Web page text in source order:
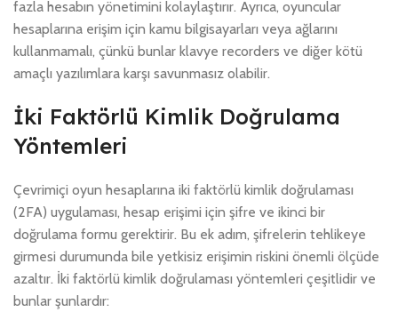
fazla hesabın yönetimini kolaylaştırır. Ayrıca, oyuncular
hesaplarına erişim için kamu bilgisayarları veya ağlarını
kullanmamalı, çünkü bunlar klavye recorders ve diğer kötü
amaçlı yazılımlara karşı savunmasız olabilir.
İki Faktörlü Kimlik Doğrulama
Yöntemleri
Çevrimiçi oyun hesaplarına iki faktörlü kimlik doğrulaması
(2FA) uygulaması, hesap erişimi için şifre ve ikinci bir
doğrulama formu gerektirir. Bu ek adım, şifrelerin tehlikeye
girmesi durumunda bile yetkisiz erişimin riskini önemli ölçüde
azaltır. İki faktörlü kimlik doğrulaması yöntemleri çeşitlidir ve
bunlar şunlardır: